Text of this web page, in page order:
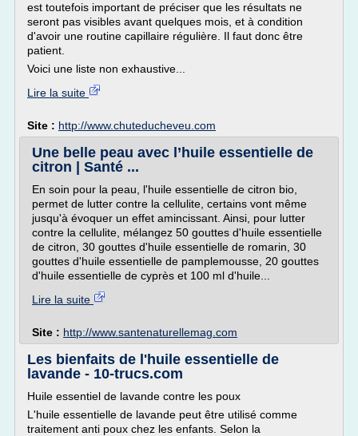
est toutefois important de préciser que les résultats ne
seront pas visibles avant quelques mois, et à condition
d'avoir une routine capillaire régulière. Il faut donc être
patient.
Voici une liste non exhaustive...
Lire la suite
Site : http://www.chuteducheveu.com
Une belle peau avec l’huile essentielle de
citron | Santé ...
En soin pour la peau, l'huile essentielle de citron bio,
permet de lutter contre la cellulite, certains vont même
jusqu'à évoquer un effet amincissant. Ainsi, pour lutter
contre la cellulite, mélangez 50 gouttes d'huile essentielle
de citron, 30 gouttes d'huile essentielle de romarin, 30
gouttes d'huile essentielle de pamplemousse, 20 gouttes
d'huile essentielle de cyprès et 100 ml d'huile...
Lire la suite
Site : http://www.santenaturellemag.com
Les bienfaits de l'huile essentielle de
lavande - 10-trucs.com
Huile essentiel de lavande contre les poux
L'huile essentielle de lavande peut être utilisé comme
traitement anti poux chez les enfants. Selon la